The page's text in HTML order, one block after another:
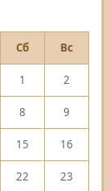
Сб Вс
1 2
8 9
15 16
22 23